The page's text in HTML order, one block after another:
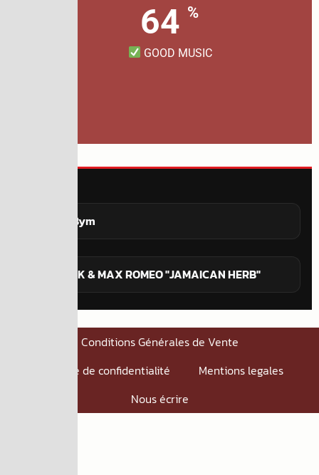
94 %
GOOD MUSIC
Selecta Bym
TOMAWOK & MAX ROMEO "JAMAICAN HERB"
Conditions Générales de Vente
Politique de confidentialité
Mentions legales
Nous écrire